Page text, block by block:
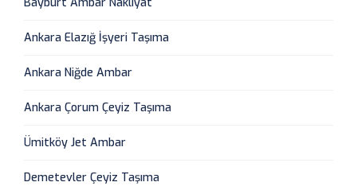
Ankara Elazığ İşyeri Taşıma
Ankara Niğde Ambar
Ankara Çorum Çeyiz Taşıma
Ümitköy Jet Ambar
Demetevler Çeyiz Taşıma